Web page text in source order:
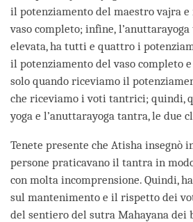
il potenziamento del maestro vajra
vaso completo; infine,
elevata, ha tutti e quattro i
il potenziamento del vaso completo
solo quando riceviamo il
che riceviamo i voti tantrici; quindi,
yoga e l’anuttarayoga tantra, le due
Tenete presente che Atisha insegnò
persone praticavano il tantra in
con molta incomprensione. Quindi,
sul mantenimento e il rispetto dei
del sentiero del sutra Mahayana dei